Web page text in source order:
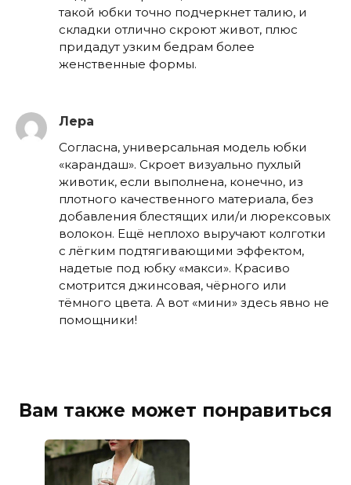
такой юбки точно подчеркнет талию, и
складки отлично скроют живот, плюс
придадут узким бедрам более
женственные формы.
Лера
Согласна, универсальная модель юбки
«карандаш». Скроет визуально пухлый
животик, если выполнена, конечно, из
плотного качественного материала, без
добавления блестящих или/и люрексовых
волокон. Ещё неплохо выручают колготки
с лёгким подтягивающими эффектом,
надетые под юбку «макси». Красиво
смотрится джинсовая, чёрного или
тёмного цвета. А вот «мини» здесь явно не
помощники!
Вам также может понравиться